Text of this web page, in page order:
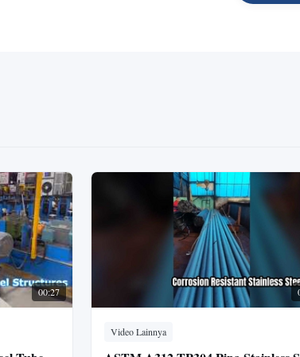
00:27
Video Lainnya